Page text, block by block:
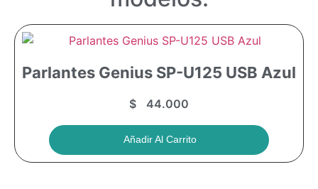
Parlantes Genius SP-U125 USB Azul
$ 44.000
Añadir Al Carrito